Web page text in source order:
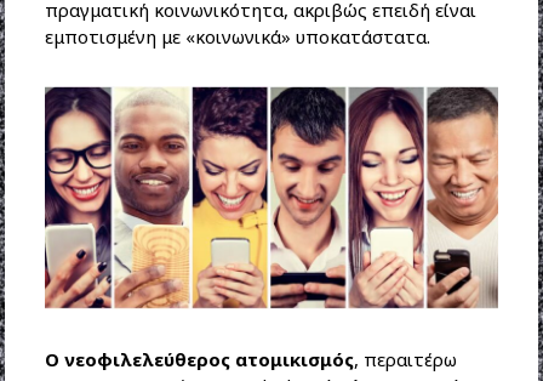
πραγματική κοινωνικότητα, ακριβώς επειδή είναι
εμποτισμένη με «κοινωνικά» υποκατάστατα.
Ο νεοφιλελεύθερος ατομικισμός, περαιτέρω